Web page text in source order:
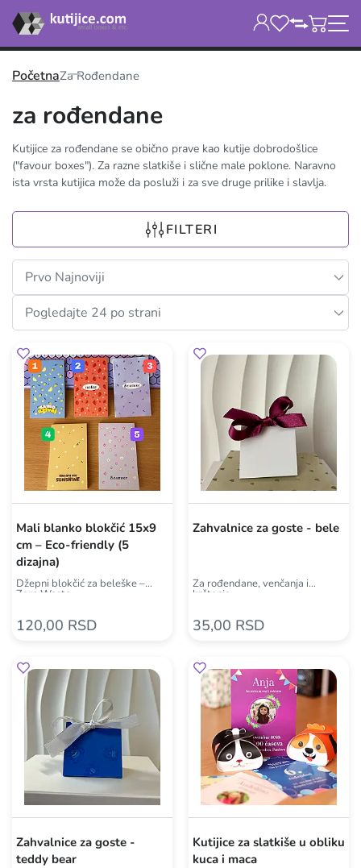
PočetnaZa Rođendane
za rođendane
Kutijice za rođendane se obično prave kao kutije dobrodošlice
("favour boxes"). Za razne slatkiše i slične male poklone. Naravno
ista vrsta kutijica može da posluži i za sve druge prilike i slavlja.
FILTERI
Mali blanko blokčić 15x9
cm – Eco-friendly (5
dizajna)
Džepni blokčić za beleške –
Zero Waste
120,00 RSD
Zahvalnice za goste - bele
Za rođendane, venčanja i
krštenja
35,00 RSD
Zahvalnice za goste -
teddy bear
Kutijice za slatkiše u obliku
kuca i maca